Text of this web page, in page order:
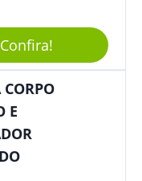
Eventos,
Ou Até
Presentear
Confira!
CORPO
E